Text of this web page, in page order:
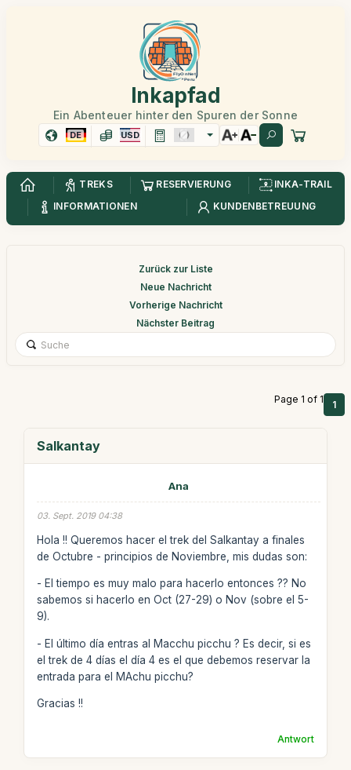
Inkapfad
Ein Abenteuer hinter den Spuren der Sonne
DE USD
TREKS RESERVIERUNG
INKA-TRAIL
INFORMATIONEN
KUNDENBETREUUNG
Zurück zur Liste
Neue Nachricht
Vorherige Nachricht
Nächster Beitrag
Page 1 of 1 1
Salkantay
Ana
03. Sept. 2019 04:38
Hola !! Queremos hacer el trek del Salkantay a finales
de Octubre - principios de Noviembre, mis dudas son:
- El tiempo es muy malo para hacerlo entonces ?? No
sabemos si hacerlo en Oct (27-29) o Nov (sobre el 5-
9).
- El último día entras al Macchu picchu ? Es decir, si es
el trek de 4 días el día 4 es el que debemos reservar la
entrada para el MAchu picchu?
Gracias !!
Antwort